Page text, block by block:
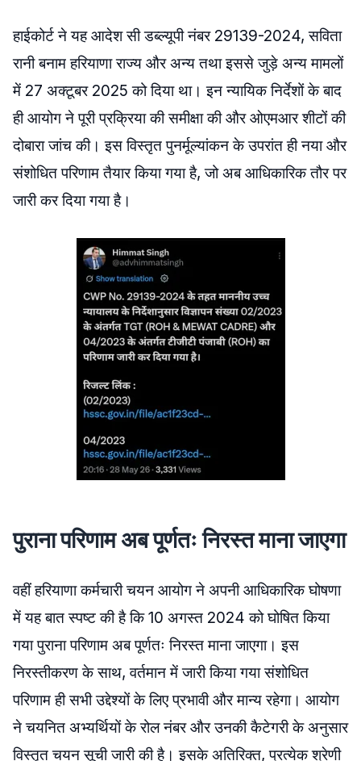
हाईकोर्ट ने यह आदेश सी डब्ल्यूपी नंबर 29139-2024, सविता
रानी बनाम हरियाणा राज्य और अन्य तथा इससे जुड़े अन्य मामलों
में 27 अक्टूबर 2025 को दिया था। इन न्यायिक निर्देशों के बाद
ही आयोग ने पूरी प्रक्रिया की समीक्षा की और ओएमआर शीटों की
दोबारा जांच की। इस विस्तृत पुनर्मूल्यांकन के उपरांत ही नया और
संशोधित परिणाम तैयार किया गया है, जो अब आधिकारिक तौर पर
जारी कर दिया गया है।
पुराना परिणाम अब पूर्णतः निरस्त माना जाएगा
वहीं हरियाणा कर्मचारी चयन आयोग ने अपनी आधिकारिक घोषणा
में यह बात स्पष्ट की है कि 10 अगस्त 2024 को घोषित किया
गया पुराना परिणाम अब पूर्णतः निरस्त माना जाएगा। इस
निरस्तीकरण के साथ, वर्तमान में जारी किया गया संशोधित
परिणाम ही सभी उद्देश्यों के लिए प्रभावी और मान्य रहेगा। आयोग
ने चयनित अभ्यर्थियों के रोल नंबर और उनकी कैटेगरी के अनुसार
विस्तृत चयन सूची जारी की है। इसके अतिरिक्त, प्रत्येक श्रेणी